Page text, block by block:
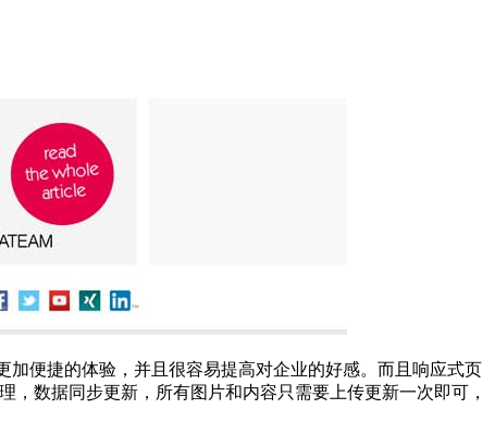
便捷的体验，并且很容易提高对企业的好感。而且响应式页
数据同步更新，所有图片和内容只需要上传更新一次即可，